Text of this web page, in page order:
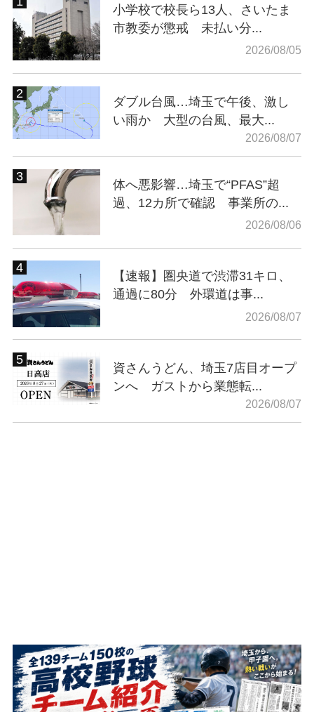
小学校で校長ら13人、さいたま
市教委が懲戒 未払い分...
2026/08/05
ダブル台風…埼玉で午後、激し
い雨か 大型の台風、最大...
2026/08/07
体へ悪影響…埼玉で“PFAS”超
過、12カ所で確認 事業所の...
2026/08/06
【速報】圏央道で渋滞31キロ、
通過に80分 外環道は事...
2026/08/07
資さんうどん、埼玉7店目オープ
ンへ ガストから業態転...
2026/08/07